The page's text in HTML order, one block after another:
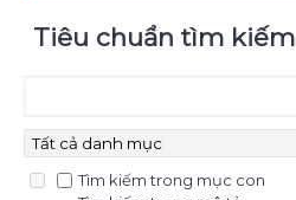
Tiêu chuẩn tìm kiếm
Tìm kiếm trong mục con